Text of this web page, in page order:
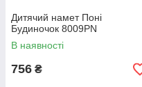
Дитячий намет Поні
Будиночок 8009PN
В наявності
756 ₴